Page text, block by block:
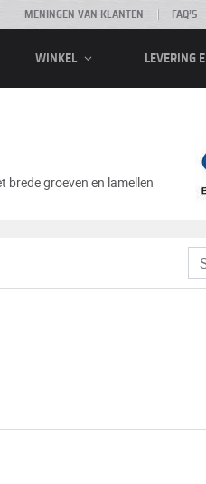
MENINGEN VAN KLANTEN FAQ’S
WINKEL LEVERING
groeven en lamellen